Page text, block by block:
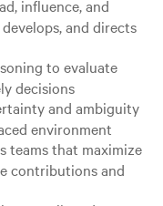
influence, and
and directs
to evaluate
decisions
and ambiguity
environment
teams that maximize
contributions and